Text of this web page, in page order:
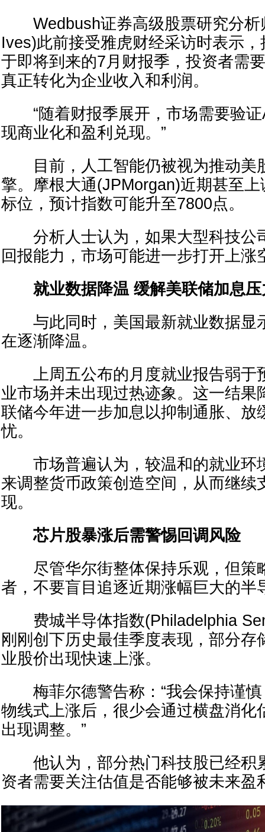
Wedbush证券高级股票研究分析
Ives)此前接受雅虎财经采访时表示
于即将到来的7月财报季，投资者需
真正转化为企业收入和利润。
“随着财报季展开，市场需要验证
现商业化和盈利兑现。”
目前，人工智能仍被视为推动美
擎。摩根大通(JPMorgan)近期甚至
标位，预计指数可能升至7800点。
分析人士认为，如果大型科技公
回报能力，市场可能进一步打开上涨
就业数据降温 缓解美联储加息压
与此同时，美国最新就业数据显
在逐渐降温。
上周五公布的月度就业报告弱于
业市场并未出现过热迹象。这一结果
联储今年进一步加息以抑制通胀、放
忧。
市场普遍认为，较温和的就业环
来调整货币政策创造空间，从而继续
现。
芯片股暴涨后需警惕回调风险
尽管华尔街整体保持乐观，但策
者，不要盲目追逐近期涨幅巨大的半
费城半导体指数(Philadelphia
刚刚创下历史最佳季度表现，部分存
业股价出现快速上涨。
梅菲尔德警告称：“我会保持谨慎
物线式上涨后，很少会通过横盘消化
出现调整。”
他认为，部分热门科技股已经积
资者需要关注估值是否能够被未来盈